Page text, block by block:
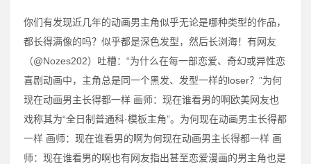
你们有发现近几年的动画男主角似乎无论是哪种类型的作品，
都长得满像的吗？似乎都是深色发型，然后长浏海！有网友
（@Nozes202）吐槽：“为什么在每一部恋爱、奇幻或异性恋
喜剧动画中，主角总是同一个黑发、发型一样的loser？”为何
现在动画男主长得都一样 画师：现在谁看男的啊欧美网友也
戏称其为“全日制普通科·模板主角”。为何现在动画男主长得都
一样 画师：现在谁看男的啊为何现在动画男主长得都一样 画
师：现在谁看男的啊也有网友指出甚至恋爱漫画的男主角也是